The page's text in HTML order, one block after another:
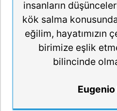
insanların
kök salma
eğilim, hayatımızın
birimize eşlik
bilincinde